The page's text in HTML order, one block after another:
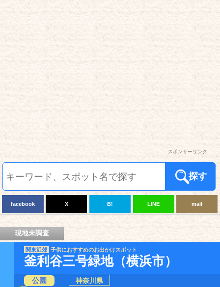
スポンサーリンク
探す
facebook X B! LINE mail
現地未調査
関東近郊 子供におすすめのお出かけスポット
釜利谷三号緑地（横浜市）
公園
神奈川県